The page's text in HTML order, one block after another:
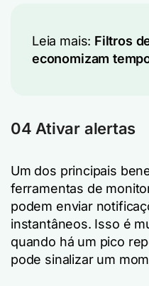
Leia mais: Filtros
economizam
04 Ativar alertas
Um dos principais
ferramentas de
podem enviar
instantâneos. Isso é
quando há um pico
pode sinalizar um